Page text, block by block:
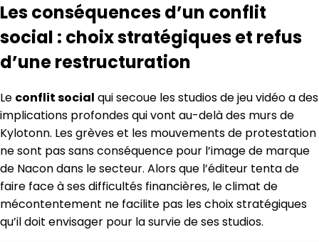
Les conséquences d’un conflit
social : choix stratégiques et refus
d’une restructuration
Le conflit social qui secoue les studios de jeu vidéo a des
implications profondes qui vont au-delà des murs de
Kylotonn. Les grèves et les mouvements de protestation
ne sont pas sans conséquence pour l’image de marque
de Nacon dans le secteur. Alors que l’éditeur tenta de
faire face à ses difficultés financières, le climat de
mécontentement ne facilite pas les choix stratégiques
qu’il doit envisager pour la survie de ses studios.